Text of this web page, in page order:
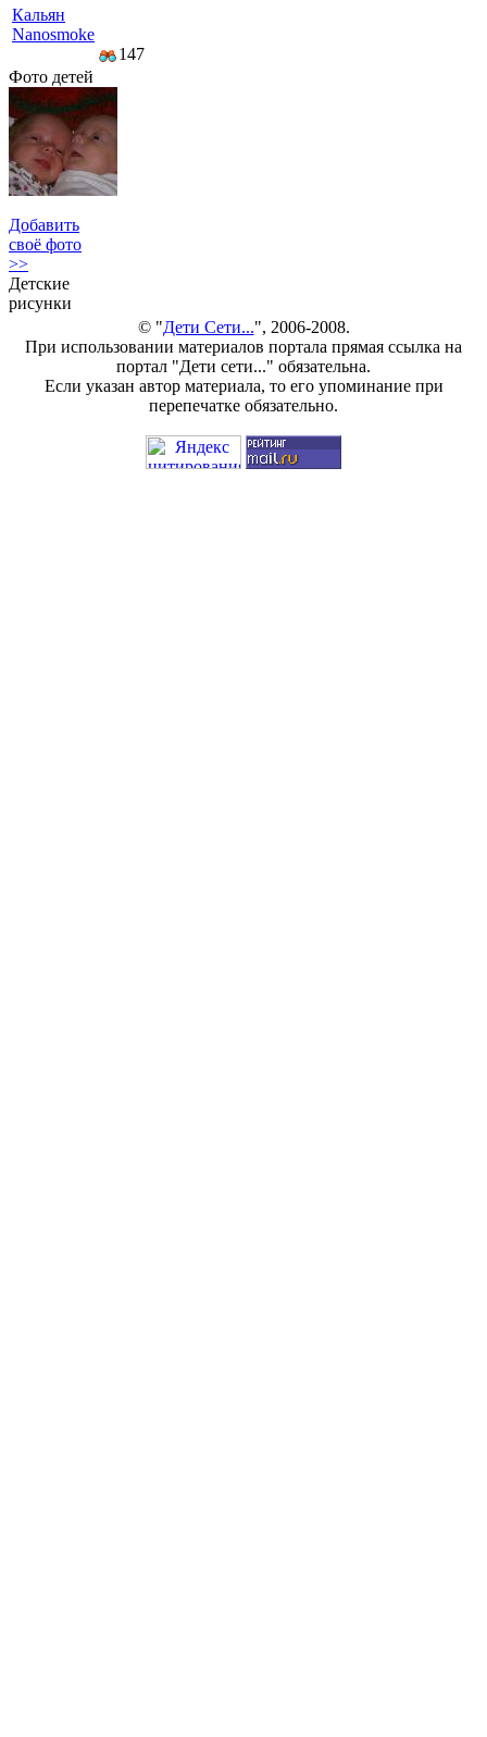
Кальян
Nanosmoke
147
Фото детей
Добавить
своё фото
>>
Детские
рисунки
© "Дети Сети...", 2006-2008.
При использовании материалов портала прямая ссылка на
портал "Дети сети..." обязательна.
Если указан автор материала, то его упоминание при
перепечатке обязательно.